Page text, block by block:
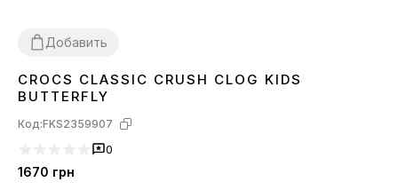
Добавить
293031 323334
CROCS CLASSIC CRUSH CLOG KIDS
BUTTERFLY
Код:FKS2359907
0
1670 грн